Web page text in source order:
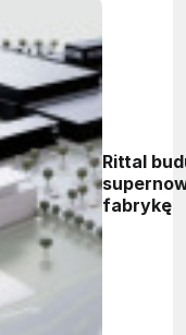
Rittal
fabrykę